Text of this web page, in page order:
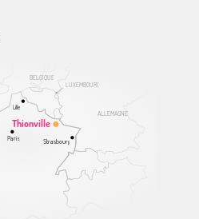
ALLEMAGNE
BELGIQUE
LUXEMBOURG
Thionville
Lille
Paris Strasbourg